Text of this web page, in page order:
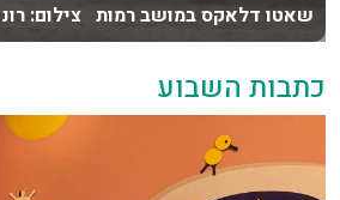
שאטו דלאקס במושב רמות צילום:
כתבות השבוע